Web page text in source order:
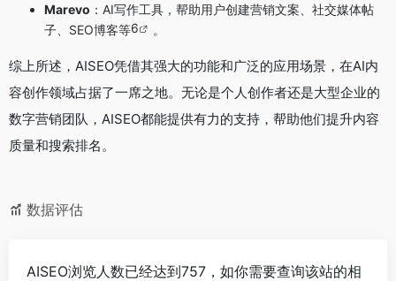
Marevo ：AI写作工具，帮助用户创建营销文案、社交媒体帖
子、SEO博客等6 。
综上所述，AISEO凭借其强大的功能和广泛的应用场景，在AI内
容创作领域占据了一席之地。无论是个人创作者还是大型企业的
数字营销团队，AISEO都能提供有力的支持，帮助他们提升内容
质量和搜索排名。
数据评估
AISEO浏览人数已经达到757，如你需要查询该站的相